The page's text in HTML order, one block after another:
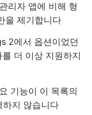
리자 앱에 비해 형
을 제기합니다
2에서 옵션이었던
더 이상 지원하지
기능이 이 목록의
하지 않습니다